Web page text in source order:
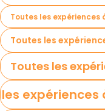
Toutes les expériences
Toutes les
Toutes les